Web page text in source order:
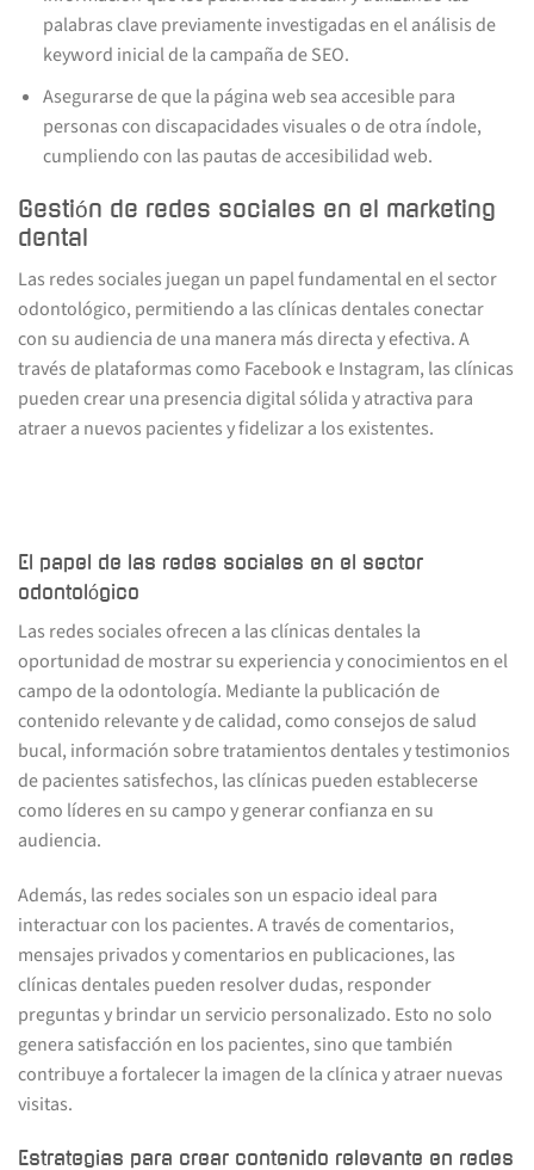
palabras clave previamente investigadas en el análisis de
keyword inicial de la campaña de SEO.
Asegurarse de que la página web sea accesible para
personas con discapacidades visuales o de otra índole,
cumpliendo con las pautas de accesibilidad web.
Gestión de redes sociales en el marketing
dental
Las redes sociales juegan un papel fundamental en el sector
odontológico, permitiendo a las clínicas dentales conectar
con su audiencia de una manera más directa y efectiva. A
través de plataformas como Facebook e Instagram, las clínicas
pueden crear una presencia digital sólida y atractiva para
atraer a nuevos pacientes y fidelizar a los existentes.
El papel de las redes sociales en el sector
odontológico
Las redes sociales ofrecen a las clínicas dentales la
oportunidad de mostrar su experiencia y conocimientos en el
campo de la odontología. Mediante la publicación de
contenido relevante y de calidad, como consejos de salud
bucal, información sobre tratamientos dentales y testimonios
de pacientes satisfechos, las clínicas pueden establecerse
como líderes en su campo y generar confianza en su
audiencia.
Además, las redes sociales son un espacio ideal para
interactuar con los pacientes. A través de comentarios,
mensajes privados y comentarios en publicaciones, las
clínicas dentales pueden resolver dudas, responder
preguntas y brindar un servicio personalizado. Esto no solo
genera satisfacción en los pacientes, sino que también
contribuye a fortalecer la imagen de la clínica y atraer nuevas
visitas.
Estrategias para crear contenido relevante en redes